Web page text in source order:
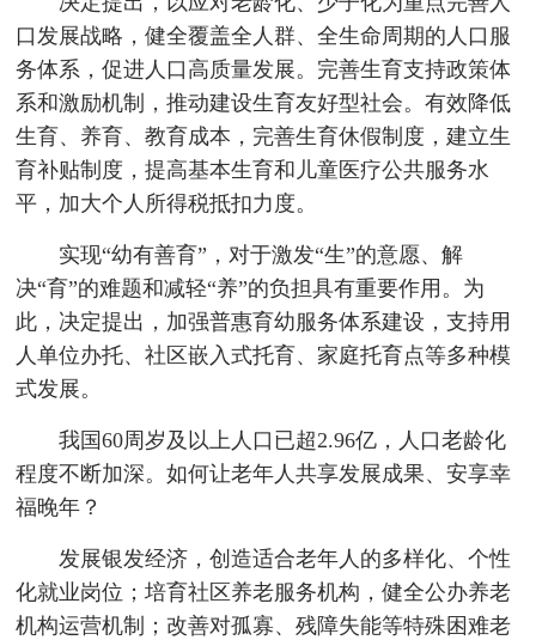
口发展战略，健全覆盖全人群、全生命周期的人口服
务体系，促进人口高质量发展。完善生育支持政策体
系和激励机制，推动建设生育友好型社会。有效降低
生育、养育、教育成本，完善生育休假制度，建立生
育补贴制度，提高基本生育和儿童医疗公共服务水
平，加大个人所得税抵扣力度。
实现“幼有善育”，对于激发“生”的意愿、解
决“育”的难题和减轻“养”的负担具有重要作用。为
此，决定提出，加强普惠育幼服务体系建设，支持用
人单位办托、社区嵌入式托育、家庭托育点等多种模
式发展。
我国60周岁及以上人口已超2.96亿，人口老龄化
程度不断加深。如何让老年人共享发展成果、安享幸
福晚年？
发展银发经济，创造适合老年人的多样化、个性
化就业岗位；培育社区养老服务机构，健全公办养老
机构运营机制；改善对孤寡、残障失能等特殊困难老